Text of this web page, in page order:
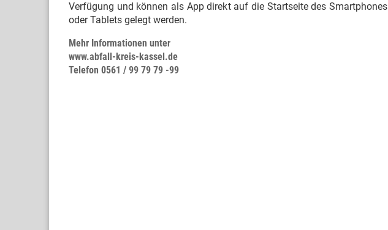
Verfügung und können als App direkt auf die Startseite des Smartphones
oder Tablets gelegt werden.
Mehr Informationen unter
www.abfall-kreis-kassel.de
Telefon 0561 / 99 79 79 -99